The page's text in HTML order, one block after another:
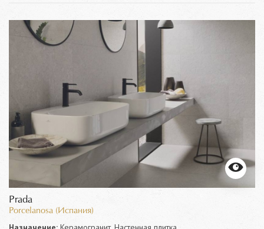
Prada
Porcelanosa (Испания)